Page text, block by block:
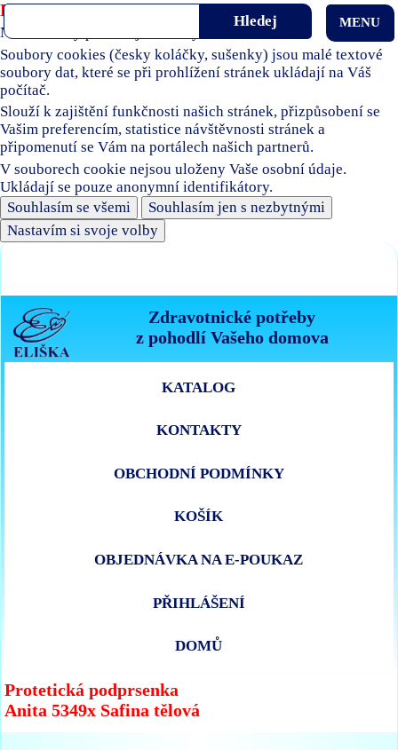
Používáme soubory cookies
Naše stránky používají soubory cookies.
Soubory cookies (česky koláčky, sušenky) jsou malé textové
soubory dat, které se při prohlížení stránek ukládají na Váš
počítač.
Slouží k zajištění funkčnosti našich stránek, přizpůsobení se
Vašim preferencím, statistice návštěvnosti stránek a
připomenutí se Vám na portálech našich partnerů.
V souborech cookie nejsou uloženy Vaše osobní údaje.
Ukládají se pouze anonymní identifikátory.
Souhlasím se všemi
Souhlasím jen s nezbytnými
Nastavím si svoje volby
Zdravotnické potřeby
z pohodlí Vašeho domova
MENU
KATALOG
KONTAKTY
OBCHODNÍ PODMÍNKY
KOŠÍK
OBJEDNÁVKA NA E-POUKAZ
PŘIHLÁŠENÍ
DOMŮ
Protetická podprsenka
Anita 5349x Safina tělová